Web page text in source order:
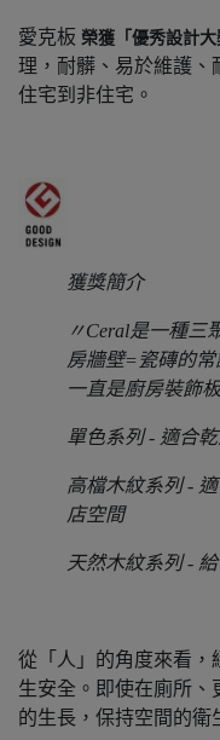
愛克板 榮獲「優秀設計大
理，耐髒、易於維護
住宅到非住宅。
獲獎簡介
〃Ceral是一種三
房牆壁=瓷磚的常
一直是廚房裝飾
單色系列 - 適合
高檔木紋系列 -
店空間
天然木紋系列 -
從「人」的角度來看，
生安全。即使在廁所、
的生長，保持空間的衛